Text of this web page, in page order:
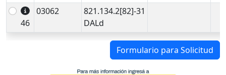
46
03062
821.134.2[82]-31
DALd
Formulario para Solicitud